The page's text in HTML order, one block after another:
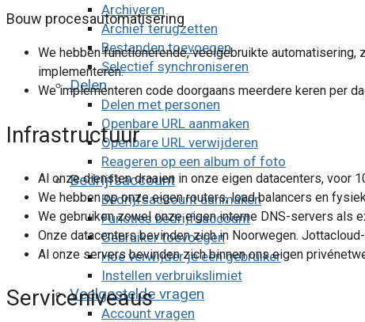
Archiveren
Archief terugzetten
Bestanden toevoegen
Selectief synchroniseren
Delen
Delen met personen
Openbare URL aanmaken
Openbare URL verwijderen
Reageren op een album of foto
Bedrijfsaccount
Bedrijfsaccount aanmaken
Functies bedrijfsaccount
Gebruiker toevoegen
Hoe verwijder je een gebruiker
Instellen verbruikslimiet
Veelgestelde vragen
Account vragen
Bouw procesautomatisering
We hebben functionerende, veelgebruikte
implementeren.
We implementeren code doorgaans meerdere keren per
Infrastructuur
Al onze diensten draaien in onze eigen datacenters, voor
We hebben op onze eigen routers, load balancers en
We gebruiken zowel onze eigen interne DNS-servers als
Onze datacenters bevinden zich in Noorwegen.
Al onze servers bevinden zich binnen ons eigen
Serviceniveaus